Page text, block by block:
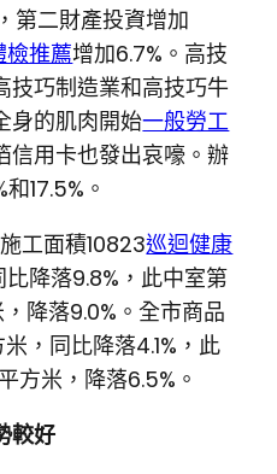
第二財產投資增加
檢推薦增加6.7%。高技
技巧制造業和高技巧牛
身的肌肉開始一般勞工
信用卡也發出哀嚎。辦
17.5%。
工面積10823巡迴健康
降落9.8%，此中室第
降落9.0%。全市商品
，同比降落4.1%，此
方米，降落6.5%。
較好